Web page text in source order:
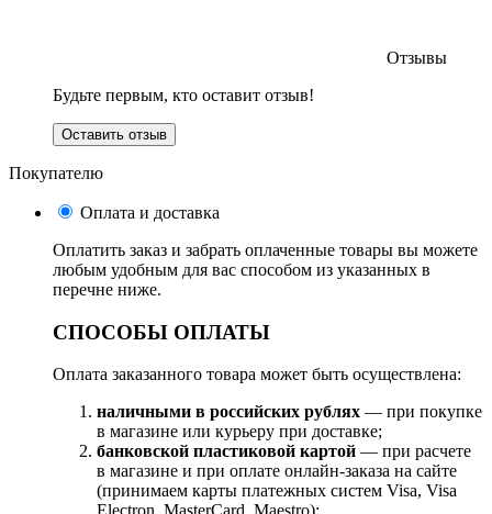
Отзывы
Будьте первым, кто оставит отзыв!
Оставить отзыв
Покупателю
Оплата и доставка
Оплатить заказ и забрать оплаченные товары вы можете
любым удобным для вас способом из указанных в
перечне ниже.
СПОСОБЫ ОПЛАТЫ
Оплата заказанного товара может быть осуществлена:
наличными в российских рублях — при покупке
в магазине или курьеру при доставке;
банковской пластиковой картой — при расчете
в магазине и при оплате онлайн-заказа на сайте
(принимаем карты платежных систем Visa, Visa